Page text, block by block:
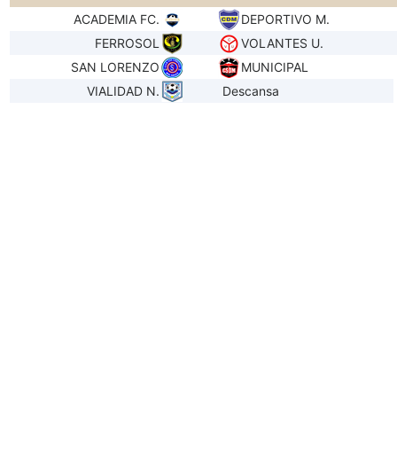
ACADEMIA FC.
DEPORTIVO M.
FERROSOL
VOLANTES U.
SAN LORENZO
MUNICIPAL
VIALIDAD N.
Descansa